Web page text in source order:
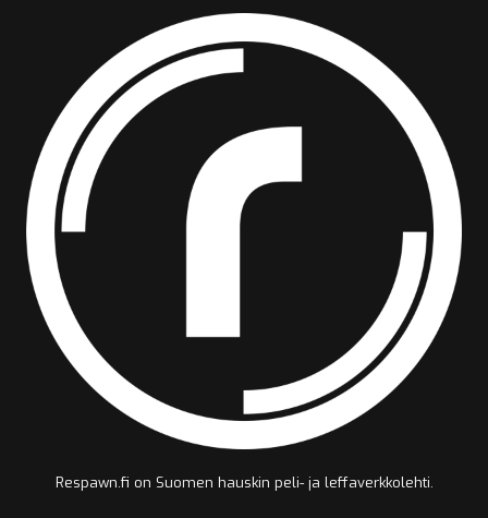
Respawn.fi on Suomen hauskin peli- ja leffaverkkolehti.